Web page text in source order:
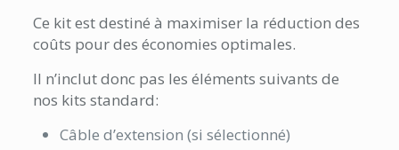
Ce kit est destiné à maximiser la réduction des
coûts pour des économies optimales.
Il n’inclut donc pas les éléments suivants de
nos kits standard:
Câble d’extension (si sélectionné)